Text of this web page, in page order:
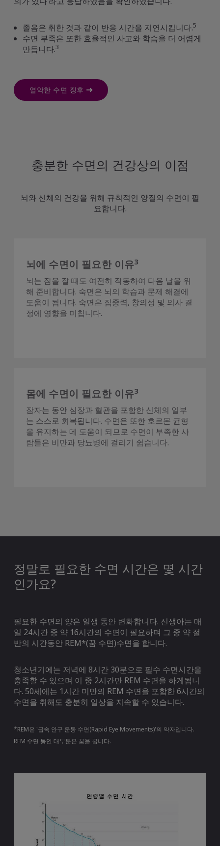
졸음은 취한 것과 같이 반응 시간을 지연시킵니다.5
수면 부족은 또한 효율적인 사고와 학습을 더 어렵게
만듭니다.3
열악한 수면 징후
충분한 수면의 건강상의 이점
뇌와 신체의 건강을 위해 규칙적인 양질의 수면이 필
요합니다.
뇌에 수면이 필요한 이유3
뇌는 잠을 잘 때도 여전히 작동하여 다음 날을 위
해 준비합니다. 숙면은 뇌의 학습과 문제 해결에
도움이 됩니다. 숙면은 집중력, 창의성 및 의사 결
정에 영향을 미칩니다.
몸에 수면이 필요한 이유3
잠자는 동안 심장과 혈관을 포함한 신체의 일부
는 스스로 회복됩니다. 수면은 또한 호르몬 균형
을 유지하는 데 도움이 되므로 수면이 부족한 사
람들은 비만과 당뇨병에 걸리기 쉽습니다.
정말로 필요한 수면 시간은 몇 시간
인가요?
필요한 수면의 양은 일생 동안 변화합니다. 신생아는 매
일 24시간 중 약 16시간의 수면이 필요하며 그 중 약 절
반의 시간동안 REM*(꿈 수면)수면을 합니다.
청소년기에는 저녁에 8시간 30분으로 필수 수면시간을
충족할 수 있으며 이 중 2시간만 REM 수면을 하게됩니
다. 50세에는 1시간 미만의 REM 수면을 포함한 6시간의
수면을 취해도 충분히 일상을 지속할 수 있습니다.
*REM은 '급속 안구 운동 수면(Rapid Eye Movements)'의 약자입니다.
REM 수면 동안 대부분은 꿈을 꿉니다.